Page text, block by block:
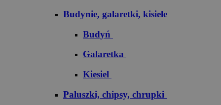
Budynie, galaretki, kisiele
Budyń
Galaretka
Kiesiel
Paluszki, chipsy, chrupki